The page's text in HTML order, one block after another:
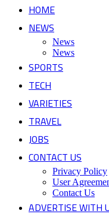
HOME
NEWS
News
News
SPORTS
TECH
VARIETIES
TRAVEL
JOBS
CONTACT US
Privacy Policy
User
Contact Us
ADVERTISE WITH